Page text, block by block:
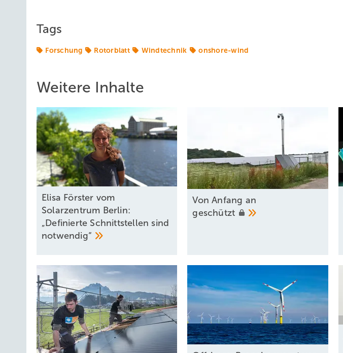
Tags
Forschung Rotorblatt Windtechnik onshore-wind
Weitere Inhalte
Elisa Förster vom
Solarzentrum Berlin:
„Definierte Schnittstellen sind
notwendig“
Von Anfang an
geschützt